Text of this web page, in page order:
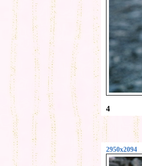
4
2950x2094